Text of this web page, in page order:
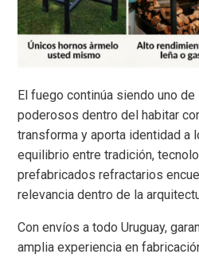
El fuego continúa siendo uno
poderosos dentro del habitar
transforma y aporta identidad a
equilibrio entre tradición,
prefabricados refractarios
relevancia dentro de la
Con envíos a todo Uruguay,
amplia experiencia en